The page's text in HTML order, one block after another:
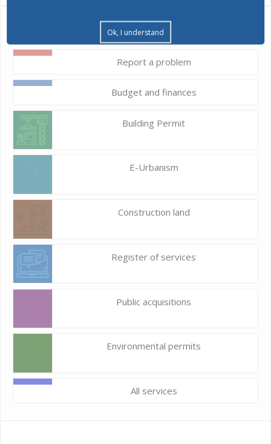
Ask the mayor
Report a problem
Budget and finances
Building Permit
E-Urbanism
Construction land
Register of services
Public acquisitions
Environmental permits
All services
Ok, I understand